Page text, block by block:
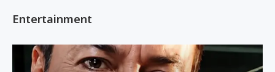
Entertainment